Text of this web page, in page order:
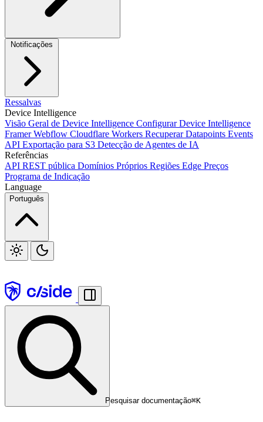
Okta SSODuo SSO
Notificações
Webhooks
Pacote JavaScript
S3JiraLinear
Ressalvas
Device Intelligence
Visão Geral de Device Intelligence Configurar Device Intelligence
FramerWebflow Cloudflare Workers Recuperar Datapoints Events
API Exportação para S3 Detecção de Agentes de IA
Referências
API REST pública Domínios Próprios Regiões Edge Preços
Programa de Indicação
Language
Português
Pesquisar documentação⌘K